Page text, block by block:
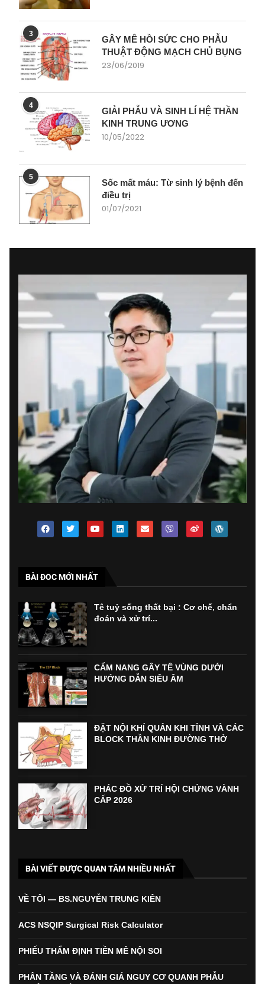
3
GÂY MÊ HỒI SỨC CHO PHẪU
THUẬT ĐỘNG MẠCH CHỦ BỤNG
23/06/2019
4
GIẢI PHẪU VÀ SINH LÍ HỆ THẦN
KINH TRUNG ƯƠNG
10/05/2022
5
Sốc mất máu: Từ sinh lý bệnh đến
điều trị
01/07/2021
BÀI ĐOC MỚI NHẤT
Tê tuỷ sống thất bại : Cơ chế, chẩn
đoán và xử trí...
CẨM NANG GÂY TÊ VÙNG DƯỚI
HƯỚNG DẪN SIÊU ÂM
ĐẶT NỘI KHÍ QUẢN KHI TỈNH VÀ CÁC
BLOCK THẦN KINH ĐƯỜNG THỞ
PHÁC ĐỒ XỬ TRÍ HỘI CHỨNG VÀNH
CẤP 2026
BÀI VIẾT ĐƯỢC QUAN TÂM NHIỀU NHẤT
VỀ TÔI — BS.NGUYỄN TRUNG KIÊN
ACS NSQIP Surgical Risk Calculator
PHIẾU THẨM ĐỊNH TIỀN MÊ NỘI SOI
PHÂN TẦNG VÀ ĐÁNH GIÁ NGUY CƠ QUANH PHẪU